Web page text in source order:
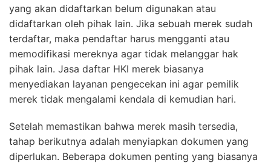
yang akan didaftarkan belum digunakan atau
didaftarkan oleh pihak lain. Jika sebuah merek sudah
terdaftar, maka pendaftar harus mengganti atau
memodifikasi mereknya agar tidak melanggar hak
pihak lain. Jasa daftar HKI merek biasanya
menyediakan layanan pengecekan ini agar pemilik
merek tidak mengalami kendala di kemudian hari.
Setelah memastikan bahwa merek masih tersedia,
tahap berikutnya adalah menyiapkan dokumen yang
diperlukan. Beberapa dokumen penting yang biasanya